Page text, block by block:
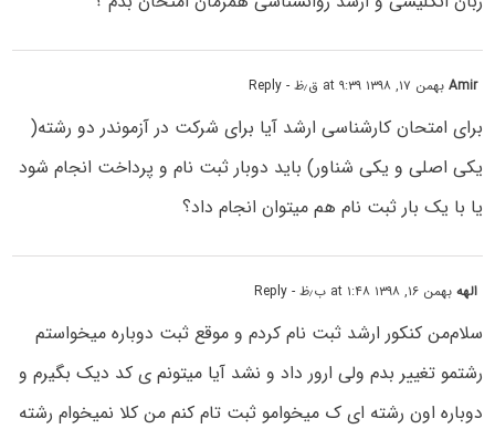
Amirبهمن ۱۷, ۱۳۹۸ at ۹:۳۹ ق٫ظ - Reply
برای امتحان کارشناسی ارشد آیا برای شرکت در آزموندر دو رشته(
یکی اصلی و یکی شناور) باید دوبار ثبت نام و پرداخت انجام شود
یا با یک بار ثبت نام هم میتوان انجام داد؟
الههبهمن ۱۶, ۱۳۹۸ at ۱:۴۸ ب٫ظ - Reply
سلام‌من کنکور ارشد ثبت نام کردم و موقع ثبت دوباره میخواستم
رشتمو تغییر بدم ولی ارور داد و نشد آیا میتونم ی کد دیک بگیرم و
دوباره اون رشته ای ک میخوامو ثبت تام کنم من کلا نمیخوام رشته